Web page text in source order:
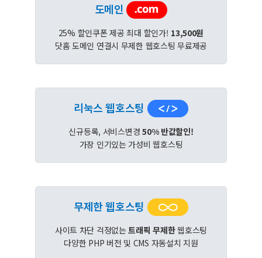
도메인
25% 할인쿠폰 제공 최대 할인가! 13,500원
닷홈 도메인 연결시 무제한 웹호스팅 무료제공
리눅스 웹호스팅
신규등록, 서비스변경50% 반값할인!
가장 인기있는 가성비 웹호스팅
무제한 웹호스팅
사이트 차단 걱정없는트래픽 무제한웹호스팅
다양한 PHP 버전 및 CMS 자동설치 지원